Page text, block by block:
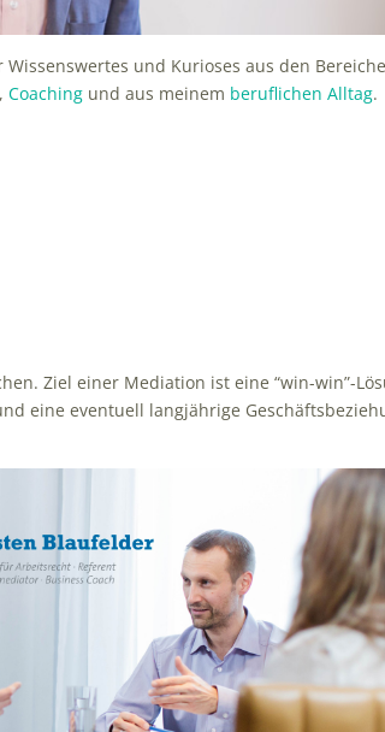
und Kurioses aus den
,Coaching und aus meinem beruflichen Alltag.
Ziel einer Mediation ist eine “win-win”-
eine eventuell langjährige